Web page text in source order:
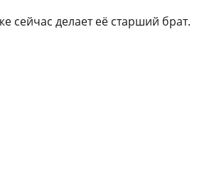
сейчас делает её старший брат.